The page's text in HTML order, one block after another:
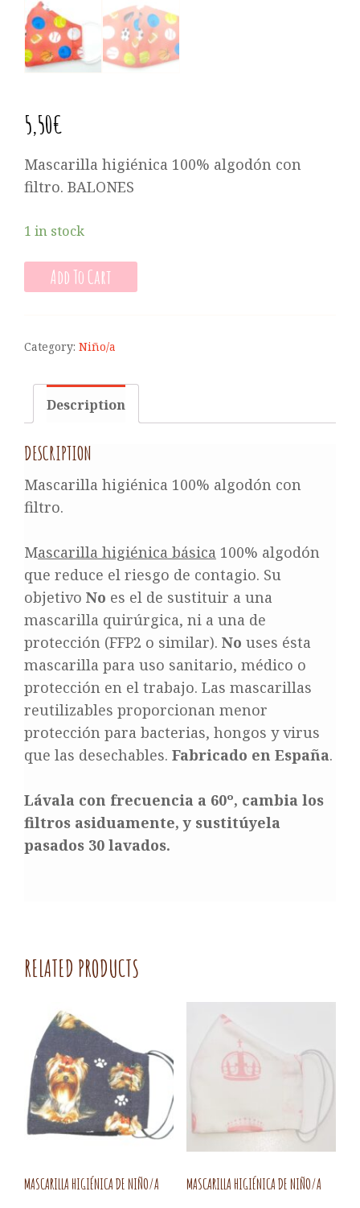
5,50€
Mascarilla higiénica 100% algodón con
filtro. BALONES
1 in stock
Add To Cart
Category: Niño/a
Description
DESCRIPTION
Mascarilla higiénica 100% algodón con
filtro.
Mascarilla higiénica básica 100% algodón
que reduce el riesgo de contagio. Su
objetivo No es el de sustituir a una
mascarilla quirúrgica, ni a una de
protección (FFP2 o similar). No uses ésta
mascarilla para uso sanitario, médico o
protección en el trabajo. Las mascarillas
reutilizables proporcionan menor
protección para bacterias, hongos y virus
que las desechables. Fabricado en España.
Lávala con frecuencia a 60º, cambia los
filtros asiduamente, y sustitúyela
pasados 30 lavados.
RELATED PRODUCTS
MASCARILLA HIGIÉNICA DE NIÑO/A MASCARILLA HIGIÉNICA DE NIÑO/A